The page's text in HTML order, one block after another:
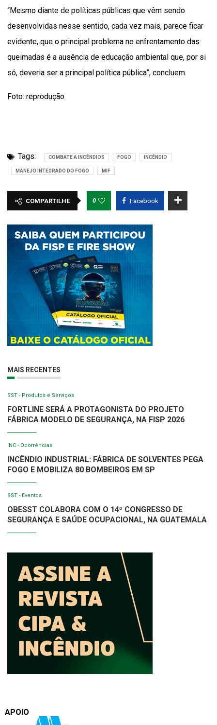
“Mesmo diante de políticas públicas que vêm sendo
desenvolvidas nesse sentido, cada vez mais, parece ficar
evidente, que o principal problema no enfrentamento das
queimadas é a ausência de educação ambiental que, por si
só, deveria ser a principal política pública”, concluem.
Foto: reprodução
Tags: COMBATE A INCÊNDIOS FOGO INCÊNDIO
MANEJO INTEGRADO DO FOGO MIF
COMPARTILHE 0 Facebook
MAIS RECENTES
SST - Produtos e Serviços
FORTLINE SERÁ A PROTAGONISTA DO PROJETO
FÁBRICA MODELO DE SEGURANÇA, NA FISP 2026
INC - Ocorrências
INCÊNDIO INDUSTRIAL: FÁBRICA DE SOLVENTES PEGA
FOGO E MOBILIZA 80 BOMBEIROS EM SP
SST - Eventos
OBESST COLABORA COM O 14º CONGRESSO DE
SEGURANÇA E SAÚDE OCUPACIONAL, NA GUATEMALA
APOIO